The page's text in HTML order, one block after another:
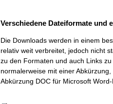
Verschiedene Dateiformate und
Die Downloads werden in einem
relativ weit verbreitet, jedoch nicht
zu den Formaten und auch Links
normalerweise mit einer
Abkürzung DOC für Microsoft Word-